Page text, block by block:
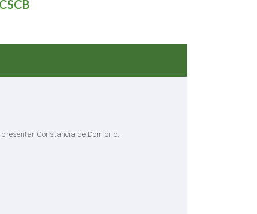
Constancia de Domicilio.